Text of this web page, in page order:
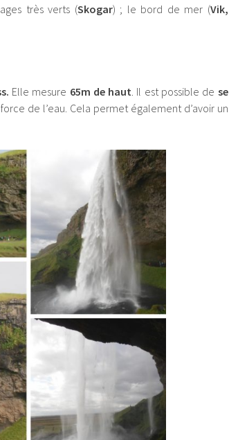
très verts (Skogar) ; le bord de mer (Vik,
Elle mesure 65m de haut . Il est possible de se
de l’eau. Cela permet également d’avoir un